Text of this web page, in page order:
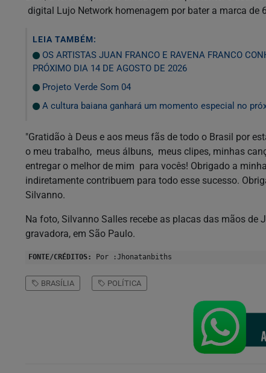
digital Lujo Network homenagem por bater a marca de
LEIA TAMBÉM:
OS ARTISTAS JUAN FRANCO E RAVENA FRANCO
PRÓXIMO DIA 14 DE AGOSTO DE 2026
Projeto Verde Som 04
A cultura baiana ganhará um momento especial no
"Gratidão à Deus e aos meus fãs de todo o Brasil por
o meu trabalho, meus álbuns, meus clipes, minhas
entregar o melhor de mim para vocês! Obrigado a
indiretamente contribuem para todo esse sucesso.
Silvanno.
Na foto, Silvanno Salles recebe as placas das mãos de
gravadora, em São Paulo.
FONTE/CRÉDITOS: Por :Jhonatanbiths
BRASÍLIA POLÍTICA